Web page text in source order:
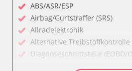
ABS/ASR/ESP
Airbag/Gurtstraffer (SRS)
Allradelektronik
Alternative Treibstoffkontrolle
Diagnoseschnittstelle (EOBD/